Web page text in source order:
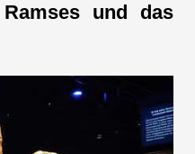
Ramses und das